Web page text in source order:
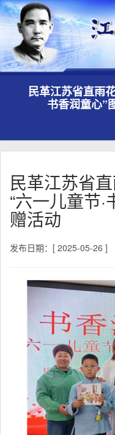
民革江苏省直雨
书香润童心”
民革江苏省
“六一儿童节
赠活动
发布日期：[ 2025-05-26 ]